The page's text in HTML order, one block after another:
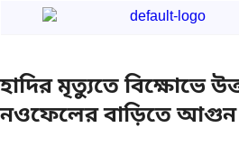
হাদির মৃত্যুতে বিক্ষোভে
নওফেলের বাড়িতে আগুন